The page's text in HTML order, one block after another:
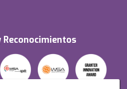
Reconocimientos